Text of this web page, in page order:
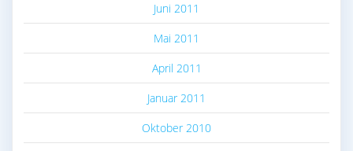
Juni 2011
Mai 2011
April 2011
Januar 2011
Oktober 2010